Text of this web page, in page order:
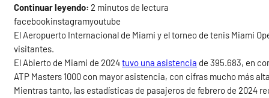
Continuar leyendo: 2 minutos de lectura
facebookinstagramyoutube
El Aeropuerto Internacional de Miami y el torneo de tenis Miami
visitantes.
El Abierto de Miami de 2024tuvo una asistencia de 395.683, en
ATP Masters 1000 con mayor asistencia, con cifras mucho más
Mientras tanto, las estadísticas de pasajeros de febrero de 2024